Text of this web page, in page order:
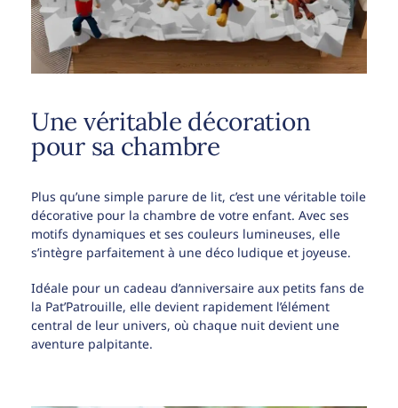
Une véritable décoration
pour sa chambre
Plus qu’une simple parure de lit, c’est une véritable toile
décorative pour la chambre de votre enfant. Avec ses
motifs dynamiques et ses couleurs lumineuses, elle
s’intègre parfaitement à une déco ludique et joyeuse.
Idéale pour un cadeau d’anniversaire aux petits fans de
la Pat’Patrouille, elle devient rapidement l’élément
central de leur univers, où chaque nuit devient une
aventure palpitante.